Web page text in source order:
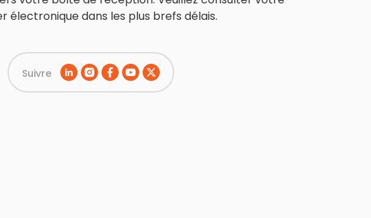
électronique dans les plus brefs délais.
Suivre